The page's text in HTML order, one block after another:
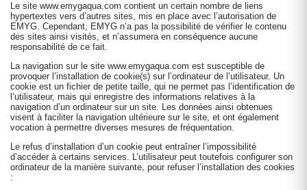
Le site www.emygaqua.com contient un certain nombre de liens
hypertextes vers d’autres sites, mis en place avec l’autorisation de
EMYG. Cependant, EMYG n’a pas la possibilité de vérifier le contenu
des sites ainsi visités, et n’assumera en conséquence aucune
responsabilité de ce fait.
La navigation sur le site www.emygaqua.com est susceptible de
provoquer l’installation de cookie(s) sur l’ordinateur de l’utilisateur. Un
cookie est un fichier de petite taille, qui ne permet pas l’identification de
l’utilisateur, mais qui enregistre des informations relatives à la
navigation d’un ordinateur sur un site. Les données ainsi obtenues
visent à faciliter la navigation ultérieure sur le site, et ont également
vocation à permettre diverses mesures de fréquentation.
Le refus d’installation d’un cookie peut entraîner l’impossibilité
d’accéder à certains services. L’utilisateur peut toutefois configurer son
ordinateur de la manière suivante, pour refuser l’installation des cookies
: